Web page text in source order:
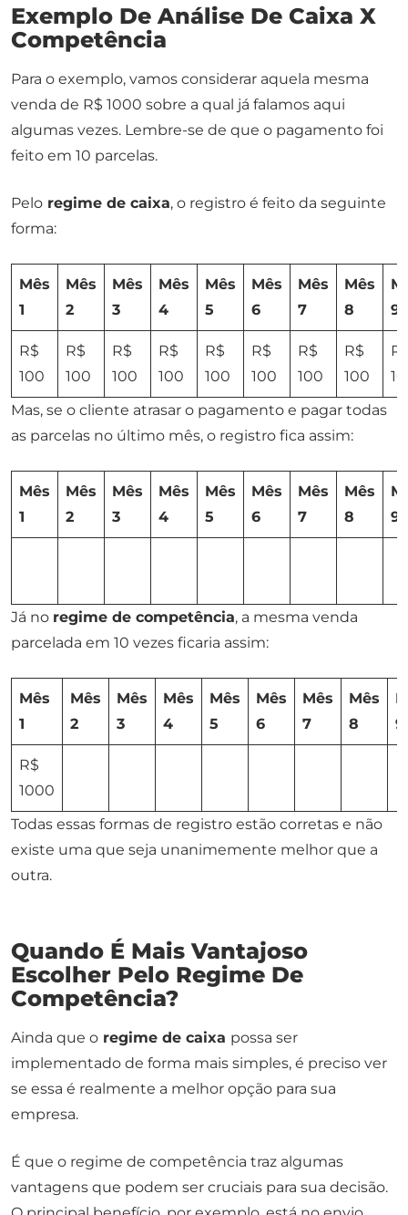
Exemplo De Análise De Caixa X
Competência
Para o exemplo, vamos considerar aquela mesma
venda de R$ 1000 sobre a qual já falamos aqui
algumas vezes. Lembre-se de que o pagamento foi
feito em 10 parcelas.
Pelo regime de caixa, o registro é feito da seguinte
forma:
Mês
1
Mês
2
Mês
3
Mês
4
Mês
5
Mês
6
Mês
7
Mês
8
9
R$
100
R$
100
R$
100
R$
100
R$
100
R$
100
R$
100
R$
100
Mas, se o cliente atrasar o pagamento e pagar todas
as parcelas no último mês, o registro fica assim:
Mês
1
Mês
2
Mês
3
Mês
4
Mês
5
Mês
6
Mês
7
Mês
8
9
Já no regime de competência, a mesma venda
parcelada em 10 vezes ficaria assim:
Mês
1
Mês
2
Mês
3
Mês
4
Mês
5
Mês
6
Mês
7
Mês
8
9
R$
1000
Todas essas formas de registro estão corretas e não
existe uma que seja unanimemente melhor que a
outra.
Quando É Mais Vantajoso
Escolher Pelo Regime De
Competência?
Ainda que o regime de caixa possa ser
implementado de forma mais simples, é preciso ver
se essa é realmente a melhor opção para sua
empresa.
É que o regime de competência traz algumas
vantagens que podem ser cruciais para sua decisão.